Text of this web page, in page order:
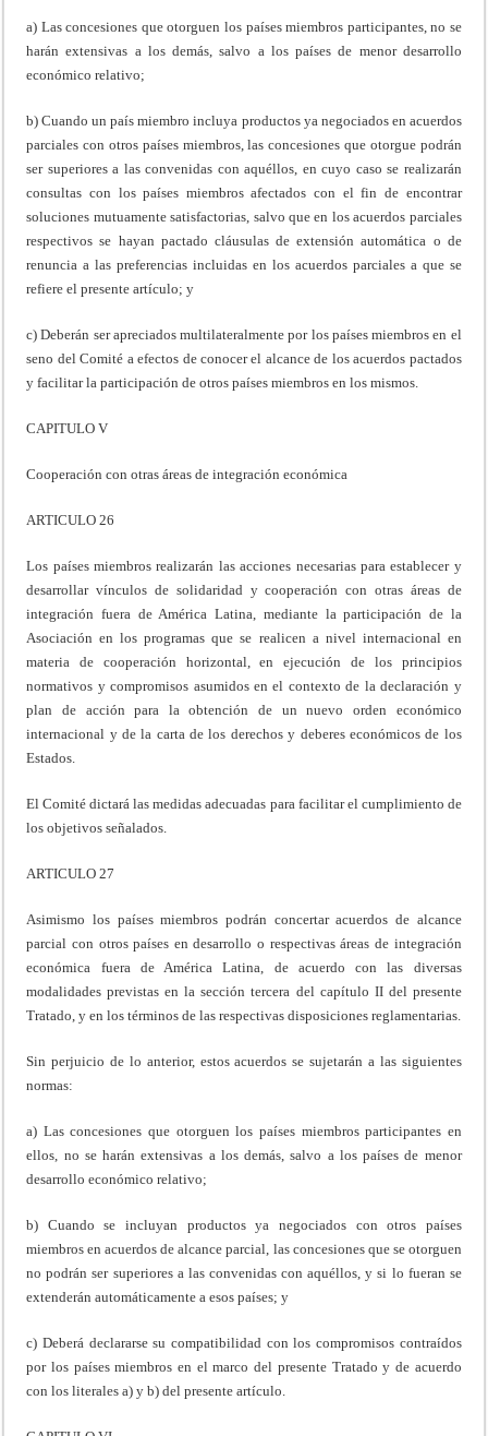
a) Las concesiones que otorguen los países miembros participantes, no se
harán extensivas a los demás, salvo a los países de menor desarrollo
económico relativo;
b) Cuando un país miembro incluya productos ya negociados en acuerdos
parciales con otros países miembros, las concesiones que otorgue podrán
ser superiores a las convenidas con aquéllos, en cuyo caso se realizarán
consultas con los países miembros afectados con el fin de encontrar
soluciones mutuamente satisfactorias, salvo que en los acuerdos parciales
respectivos se hayan pactado cláusulas de extensión automática o de
renuncia a las preferencias incluidas en los acuerdos parciales a que se
refiere el presente artículo; y
c) Deberán ser apreciados multilateralmente por los países miembros en el
seno del Comité a efectos de conocer el alcance de los acuerdos pactados
y facilitar la participación de otros países miembros en los mismos.
CAPITULO V
Cooperación con otras áreas de integración económica
ARTICULO 26
Los países miembros realizarán las acciones necesarias para establecer y
desarrollar vínculos de solidaridad y cooperación con otras áreas de
integración fuera de América Latina, mediante la participación de la
Asociación en los programas que se realicen a nivel internacional en
materia de cooperación horizontal, en ejecución de los principios
normativos y compromisos asumidos en el contexto de la declaración y
plan de acción para la obtención de un nuevo orden económico
internacional y de la carta de los derechos y deberes económicos de los
Estados.
El Comité dictará las medidas adecuadas para facilitar el cumplimiento de
los objetivos señalados.
ARTICULO 27
Asimismo los países miembros podrán concertar acuerdos de alcance
parcial con otros países en desarrollo o respectivas áreas de integración
económica fuera de América Latina, de acuerdo con las diversas
modalidades previstas en la sección tercera del capítulo II del presente
Tratado, y en los términos de las respectivas disposiciones reglamentarias.
Sin perjuicio de lo anterior, estos acuerdos se sujetarán a las siguientes
normas:
a) Las concesiones que otorguen los países miembros participantes en
ellos, no se harán extensivas a los demás, salvo a los países de menor
desarrollo económico relativo;
b) Cuando se incluyan productos ya negociados con otros países
miembros en acuerdos de alcance parcial, las concesiones que se otorguen
no podrán ser superiores a las convenidas con aquéllos, y si lo fueran se
extenderán automáticamente a esos países; y
c) Deberá declararse su compatibilidad con los compromisos contraídos
por los países miembros en el marco del presente Tratado y de acuerdo
con los literales a) y b) del presente artículo.